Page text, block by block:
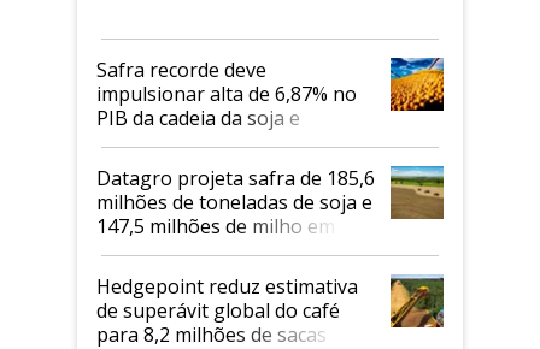
Safra recorde deve
impulsionar alta de 6,87% no
PIB da cadeia da soja e
biodiesel em 2026
Datagro projeta safra de 185,6
milhões de toneladas de soja e
147,5 milhões de milho em
2026/27
Hedgepoint reduz estimativa
de superávit global do café
para 8,2 milhões de sacas